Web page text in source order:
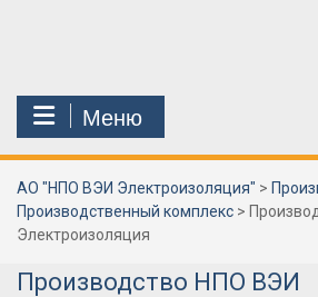
Меню
АО "НПО ВЭИ Электроизоляция" >
Производственный комплекс >
Электроизоляция
Производство НПО ВЭИ